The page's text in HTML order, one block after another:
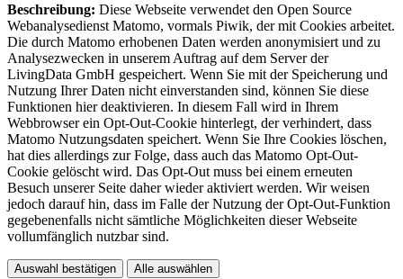
Beschreibung: Diese Webseite verwendet den Open Source
Webanalysedienst Matomo, vormals Piwik, der mit Cookies arbeitet.
Die durch Matomo erhobenen Daten werden anonymisiert und zu
Analysezwecken in unserem Auftrag auf dem Server der
LivingData GmbH gespeichert. Wenn Sie mit der Speicherung und
Nutzung Ihrer Daten nicht einverstanden sind, können Sie diese
Funktionen hier deaktivieren. In diesem Fall wird in Ihrem
Webbrowser ein Opt-Out-Cookie hinterlegt, der verhindert, dass
Matomo Nutzungsdaten speichert. Wenn Sie Ihre Cookies löschen,
hat dies allerdings zur Folge, dass auch das Matomo Opt-Out-
Cookie gelöscht wird. Das Opt-Out muss bei einem erneuten
Besuch unserer Seite daher wieder aktiviert werden. Wir weisen
jedoch darauf hin, dass im Falle der Nutzung der Opt-Out-Funktion
gegebenenfalls nicht sämtliche Möglichkeiten dieser Webseite
vollumfänglich nutzbar sind.
Auswahl bestätigen Alle auswählen